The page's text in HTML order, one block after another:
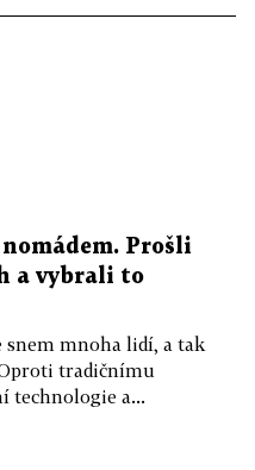
Prošli
a vybrali to
snem mnoha lidí, a tak
tradičnímu
technologie a...